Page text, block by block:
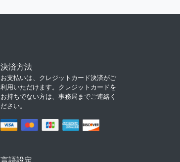
決済方法
お支払いは、クレジットカード決済がご
利用いただけます。クレジットカードを
お持ちでない方は、事務局までご連絡く
ださい。
言語設定